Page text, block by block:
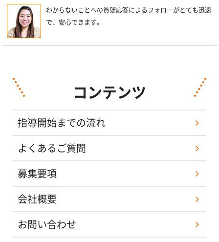
わからないことへの質疑応答によるフォローがとても迅速
で、安心できます。
コンテンツ
指導開始までの流れ
よくあるご質問
募集要項
会社概要
お問い合わせ